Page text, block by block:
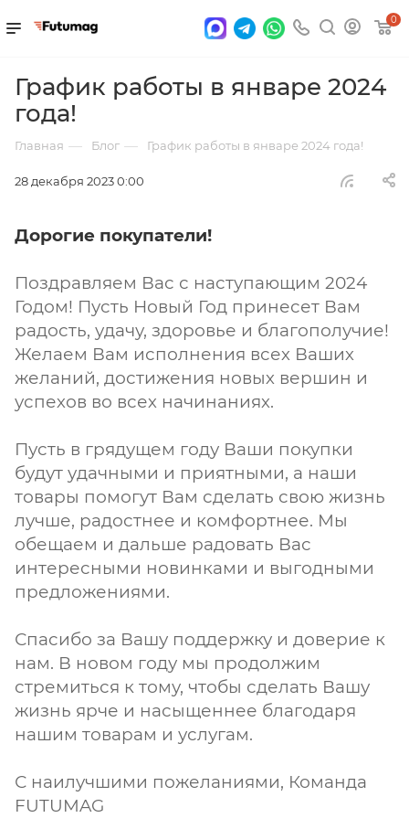
0
График работы в январе 2024
года!
Главная — Блог — График работы в январе 2024 года!
28 декабря 2023 0:00
Дорогие покупатели!
Поздравляем Вас с наступающим 2024
Годом! Пусть Новый Год принесет Вам
радость, удачу, здоровье и благополучие!
Желаем Вам исполнения всех Ваших
желаний, достижения новых вершин и
успехов во всех начинаниях.
Пусть в грядущем году Ваши покупки
будут удачными и приятными, а наши
товары помогут Вам сделать свою жизнь
лучше, радостнее и комфортнее. Мы
обещаем и дальше радовать Вас
интересными новинками и выгодными
предложениями.
Спасибо за Вашу поддержку и доверие к
нам. В новом году мы продолжим
стремиться к тому, чтобы сделать Вашу
жизнь ярче и насыщеннее благодаря
нашим товарам и услугам.
С наилучшими пожеланиями, Команда
FUTUMAG